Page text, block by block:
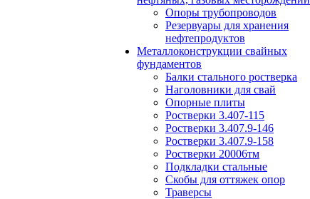
Опоры трубопроводов
Резервуары для хранения
нефтепродуктов
Металлоконструкции свайных
фундаментов
Балки стального ростверка
Наголовники для свай
Опорные плиты
Ростверки 3.407-115
Ростверки 3.407.9-146
Ростверки 3.407.9-158
Ростверки 20006тм
Подкладки стальные
Скобы для оттяжек опор
Траверсы